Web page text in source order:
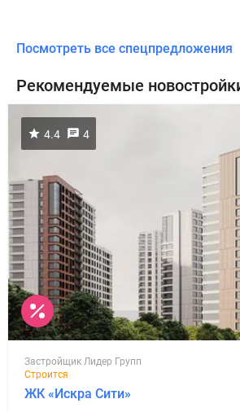
Посмотреть все спецпредложения
Рекомендуемые
4.4 4
Застройщик Лидер Групп
Строится
ЖК «Искра Сити»